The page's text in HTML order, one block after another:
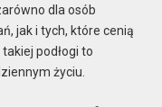
dla osób
jak i tych, które cenią
podłogi to
życiu.